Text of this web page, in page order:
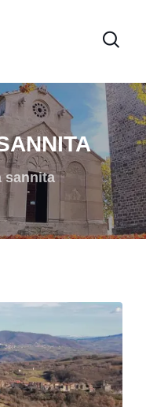
sannita